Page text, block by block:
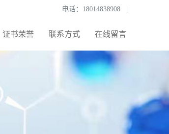
电话： 18014838908
证书荣誉 联系方式 在线留言